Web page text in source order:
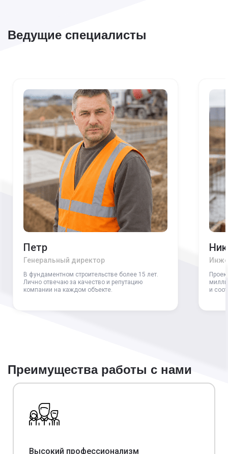
Ведущие специалисты
Петр
Генеральный директор
В фундаментном строительстве более 15 лет.
Лично отвечаю за качество и репутацию
компании на каждом объекте.
и
Преимущества работы с нами
Высокий профессионализм